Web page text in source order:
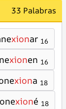
33 Palabras
xionar 16
xionen 16
xiona 18
xioné 18